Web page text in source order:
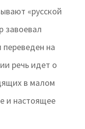
«русской
завоевал
на
речь идет о
в малом
и настоящее